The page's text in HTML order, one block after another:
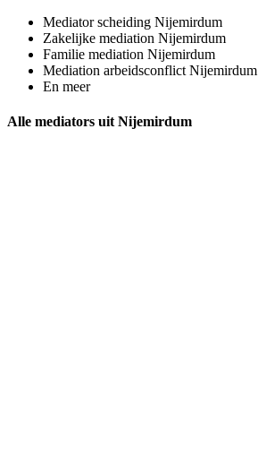
Mediator scheiding Nijemirdum
Zakelijke mediation Nijemirdum
Familie mediation Nijemirdum
Mediation arbeidsconflict Nijemirdum
En meer
Alle mediators uit Nijemirdum